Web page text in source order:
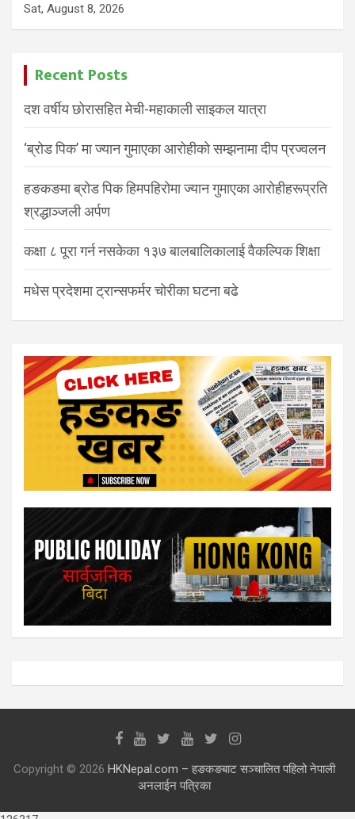
Sat, August 8, 2026
Recent Posts
दश वर्षीय छोरासहित मेची-महाकाली साइकल यात्रा
‘ब्रोड पिक’ मा ज्यान गुमाएका आरोहीको सम्झनामा दीप प्रज्वलन
हङकङमा ब्रोड पिक हिमपहिरोमा ज्यान गुमाएका आरोहीहरूप्रति
श्रद्धाञ्जली अर्पण
कक्षा ८ पूरा गर्न नसकेका १३७ बालबालिकालाई वैकल्पिक शिक्षा
मधेस प्रदेशमा ट्रान्सफर्मर चोरीका घटना बढे
Copyright © 2026 HKNepal.com – हङकङबाट सञ्चालित पहिलो नेपाली
अनलाईन पत्रिका